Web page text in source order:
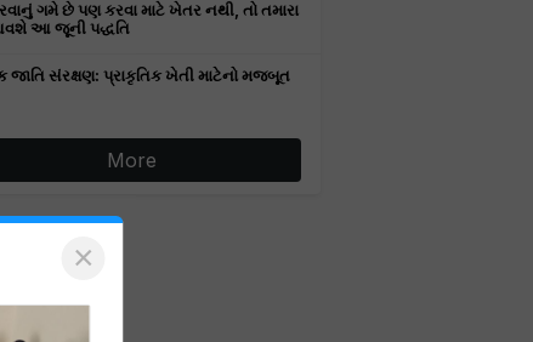
ગમે છે પણ કરવા માટે ખેતર નથી, તો તમારા
આ જૂની પદ્ધતિ
જાતિ સંરક્ષણ: પ્રાકૃતિક ખેતી માટેનો મજબૂત
More
×